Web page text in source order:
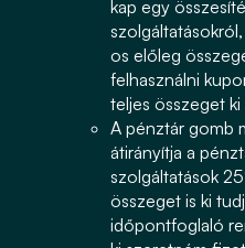
kap egy
os előleg
felhasználni
teljes összeget
A pénztár gomb
átirányítja a
szolgáltatások
összeget is ki
időpontfoglaló